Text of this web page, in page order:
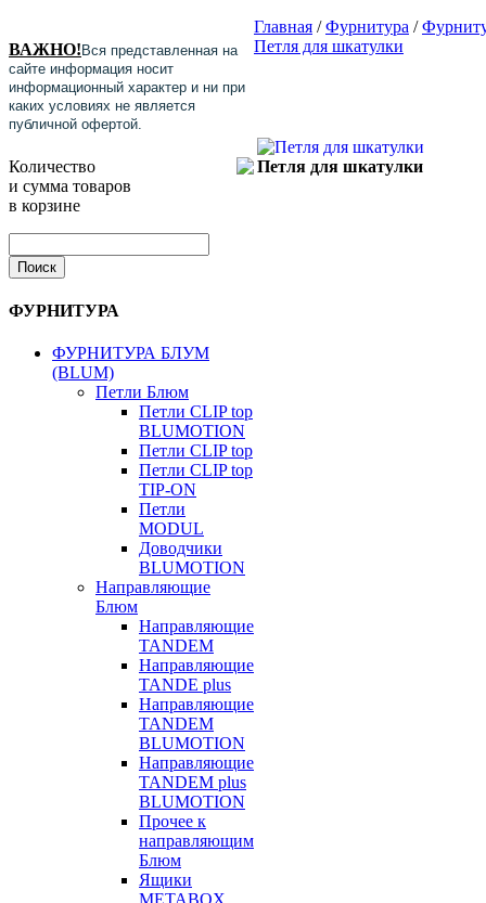
ВАЖНО! Вся представленная на
сайте информация носит
информационный характер и ни при
каких условиях не является
публичной офертой.
Количество
и сумма товаров
в корзине
ФУРНИТУРА
ФУРНИТУРА БЛУМ
(BLUM)
Петли Блюм
Петли CLIP top
BLUMOTION
Петли CLIP top
Петли CLIP top
TIP-ON
Петли
MODUL
Доводчики
BLUMOTION
Направляющие
Блюм
Направляющие
TANDEM
Направляющие
TANDE plus
Направляющие
TANDEM
BLUMOTION
Направляющие
TANDEM plus
BLUMOTION
Прочее к
направляющим
Блюм
Ящики
METABOX
Главная /Фурнитура /
Петля для шкатулки
Петля для шкатулки